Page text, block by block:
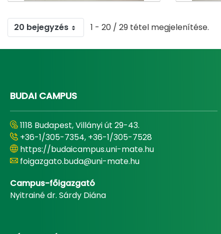
20 bejegyzés 1 - 20 / 29 tétel megjelenítése.
BUDAI CAMPUS
1118 Budapest, Villányi út 29-43.
+36-1/305-7354, +36-1/305-7528
https://budaicampus.uni-mate.hu
foigazgato.buda@uni-mate.hu
Campus-főigazgató
Nyitrainé dr. Sárdy Diána